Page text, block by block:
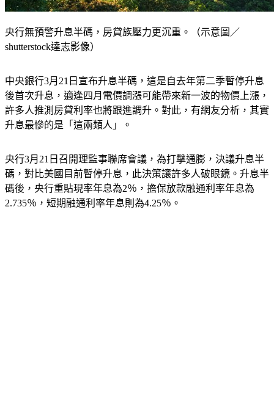
央行無預警升息半碼，房貸族壓力更沉重。（示意圖／
中央銀行3月21日宣布升息半碼，這是自去年第二季暫停升息
後首次升息，適逢四月電價調漲可能帶來新一波的物價上漲，
許多人推測房貸利率也將跟進調升。對此，有網友分析，其實
央行3月21日召開理監事聯席會議，為打擊通膨，決議升息半
碼，對比美國目前暫停升息，此決策讓許多人破眼鏡。升息半
碼後，央行重貼現率年息為2％，擔保放款融通利率年息為